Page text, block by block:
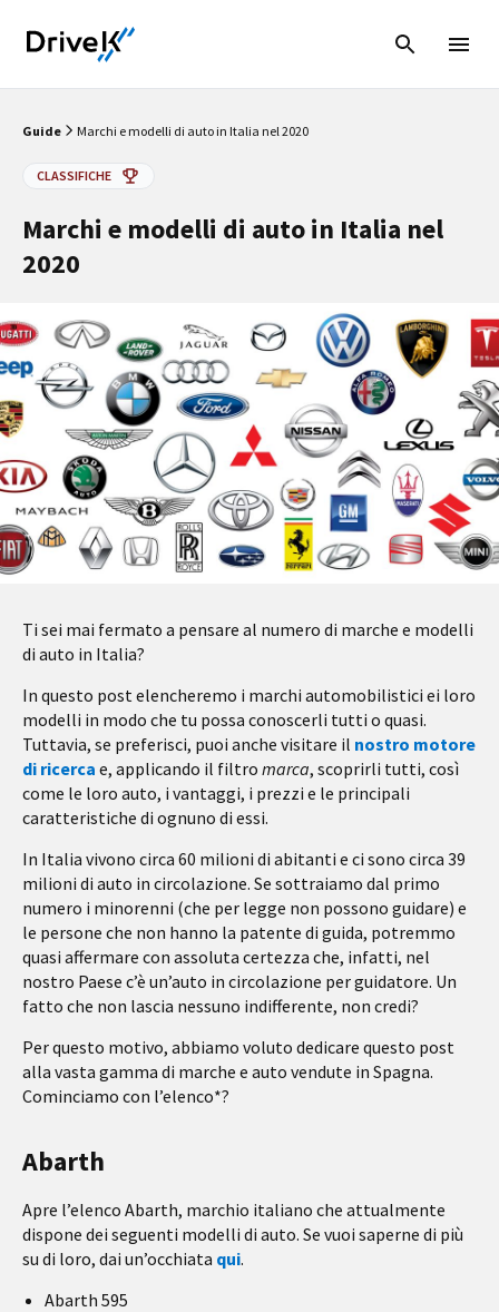
Guide Marchi e modelli di auto in Italia nel 2020
CLASSIFICHE
Marchi e modelli di auto in Italia nel
2020
Ti sei mai fermato a pensare al numero di marche e modelli
di auto in Italia?
In questo post elencheremo i marchi automobilistici ei loro
modelli in modo che tu possa conoscerli tutti o quasi.
Tuttavia, se preferisci, puoi anche visitare il nostro motore
di ricerca e, applicando il filtro marca, scoprirli tutti, così
come le loro auto, i vantaggi, i prezzi e le principali
caratteristiche di ognuno di essi.
In Italia vivono circa 60 milioni di abitanti e ci sono circa 39
milioni di auto in circolazione. Se sottraiamo dal primo
numero i minorenni (che per legge non possono guidare) e
le persone che non hanno la patente di guida, potremmo
quasi affermare con assoluta certezza che, infatti, nel
nostro Paese c’è un’auto in circolazione per guidatore. Un
fatto che non lascia nessuno indifferente, non credi?
Per questo motivo, abbiamo voluto dedicare questo post
alla vasta gamma di marche e auto vendute in Spagna.
Cominciamo con l’elenco*?
Abarth
Apre l’elenco Abarth, marchio italiano che attualmente
dispone dei seguenti modelli di auto. Se vuoi saperne di più
su di loro, dai un’occhiata qui.
Abarth 595